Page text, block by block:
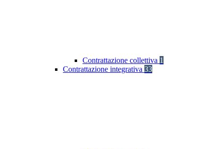
Contrattazione collettiva 1
Contrattazione integrativa 33